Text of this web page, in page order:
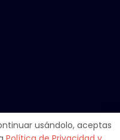
usándolo, aceptas